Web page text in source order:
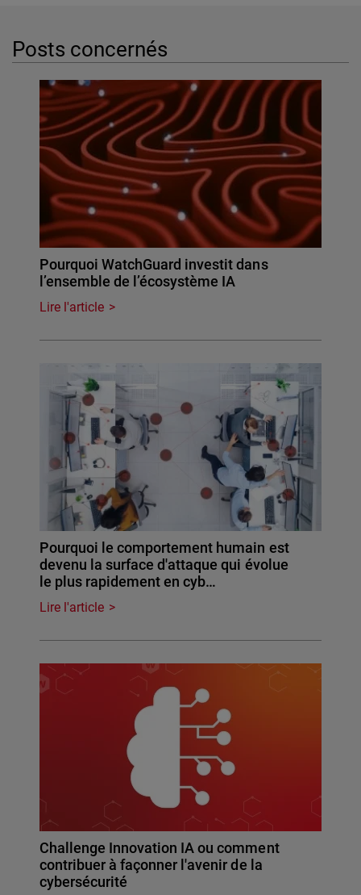
Posts concernés
Pourquoi WatchGuard investit dans
l’ensemble de l’écosystème IA
Lire l'article
Pourquoi le comportement humain est
devenu la surface d'attaque qui évolue
le plus rapidement en cyb…
Lire l'article
Challenge Innovation IA ou comment
contribuer à façonner l'avenir de la
cybersécurité